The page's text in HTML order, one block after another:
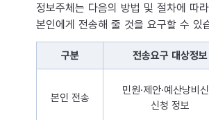
정보주체는 다음의 방법 및 절차에 따
본인에게 전송해 줄 것을 요구할 수 있
개인정보의 전송요구에 관한 사항을
구분 전송요구 대상정보
본인 전송
민원·제안·예산낭비
신청 정보